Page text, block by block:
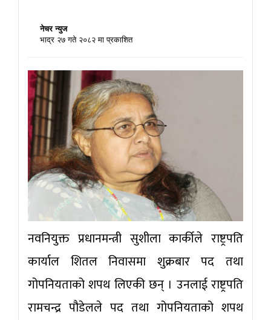
नेचर न्युज
भाद्र २७ गते २०८२ मा प्रकाशित
नवनियुक्त प्रधानमन्त्री सुशीला कार्कीले राष्ट्रपति
कार्याल शितल निवासमा शुक्रबार पद तथा
गोपनियताको शपथ लिएकी छन् । उनलाई राष्ट्रपति
रामचन्द्र पौडेलले पद तथा गोपनियताको शपथ